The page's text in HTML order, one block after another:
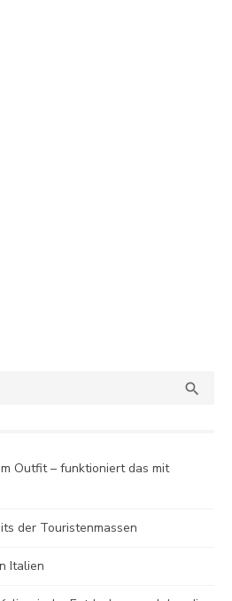

Outfit – funktioniert das mit
der Touristenmassen
Italien